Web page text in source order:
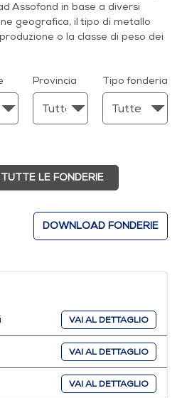
Assofond in base a diversi
geografica, il tipo di metallo
o la classe di peso dei
Provincia Tipo fonderia
LE FONDERIE
DOWNLOAD FONDERIE
VAI AL DETTAGLIO
VAI AL DETTAGLIO
VAI AL DETTAGLIO